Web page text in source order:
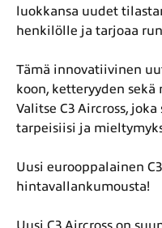
luokkansa uudet
henkilölle ja tarjoaa
Tämä innovatiivinen
koon, ketteryyden
Valitse C3 Aircross,
tarpeisiisi ja
Uusi eurooppalainen
hintavallankumousta!